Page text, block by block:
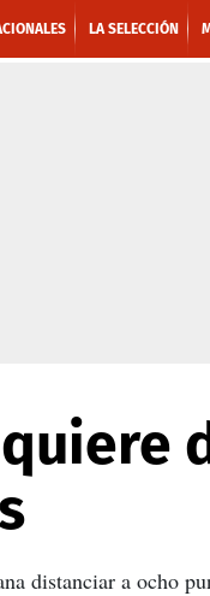
LA SELECCIÓN
distanciar a ocho